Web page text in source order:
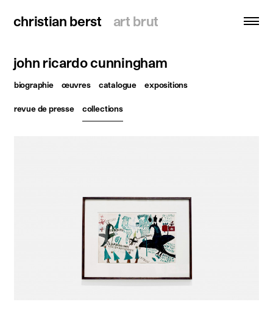
christian berst art brut
christian berst art brut
recherche
accueil
publications
ressources
john ricardo cunningham
biographie œuvres catalogue expositions
revue de presse collections